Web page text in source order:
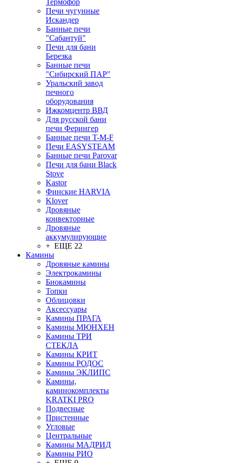
Термофор
Печи чугунные
Искандер
Банные печи
"Сабантуй"
Печи для бани
Березка
Банные печи
"Сибирский ПАР"
Уральский завод
печного
оборудования
Ижкомцентр ВВД
Для русской бани
печи Ферингер
Банные печи T-M-F
Печи EASYSTEAM
Банные печи Parovar
Печи для бани Black
Stove
Kastor
Финские HARVIA
Klover
Дровяные
конвекторные
Дровяные
аккумулирующие
+ ЕЩЕ 22
Камины
Дровяные камины
Электрокамины
Биокамины
Топки
Облицовки
Аксессуары
Камины ПРАГА
Камины МЮНХЕН
Камины ТРИ
СТЕКЛА
Камины КРИТ
Камины РОДОС
Камины ЭКЛИПС
Камины,
каминокомплекты
KRATKI PRO
Подвесные
Пристенные
Угловые
Центральные
Камины МАДРИД
Камины РИО